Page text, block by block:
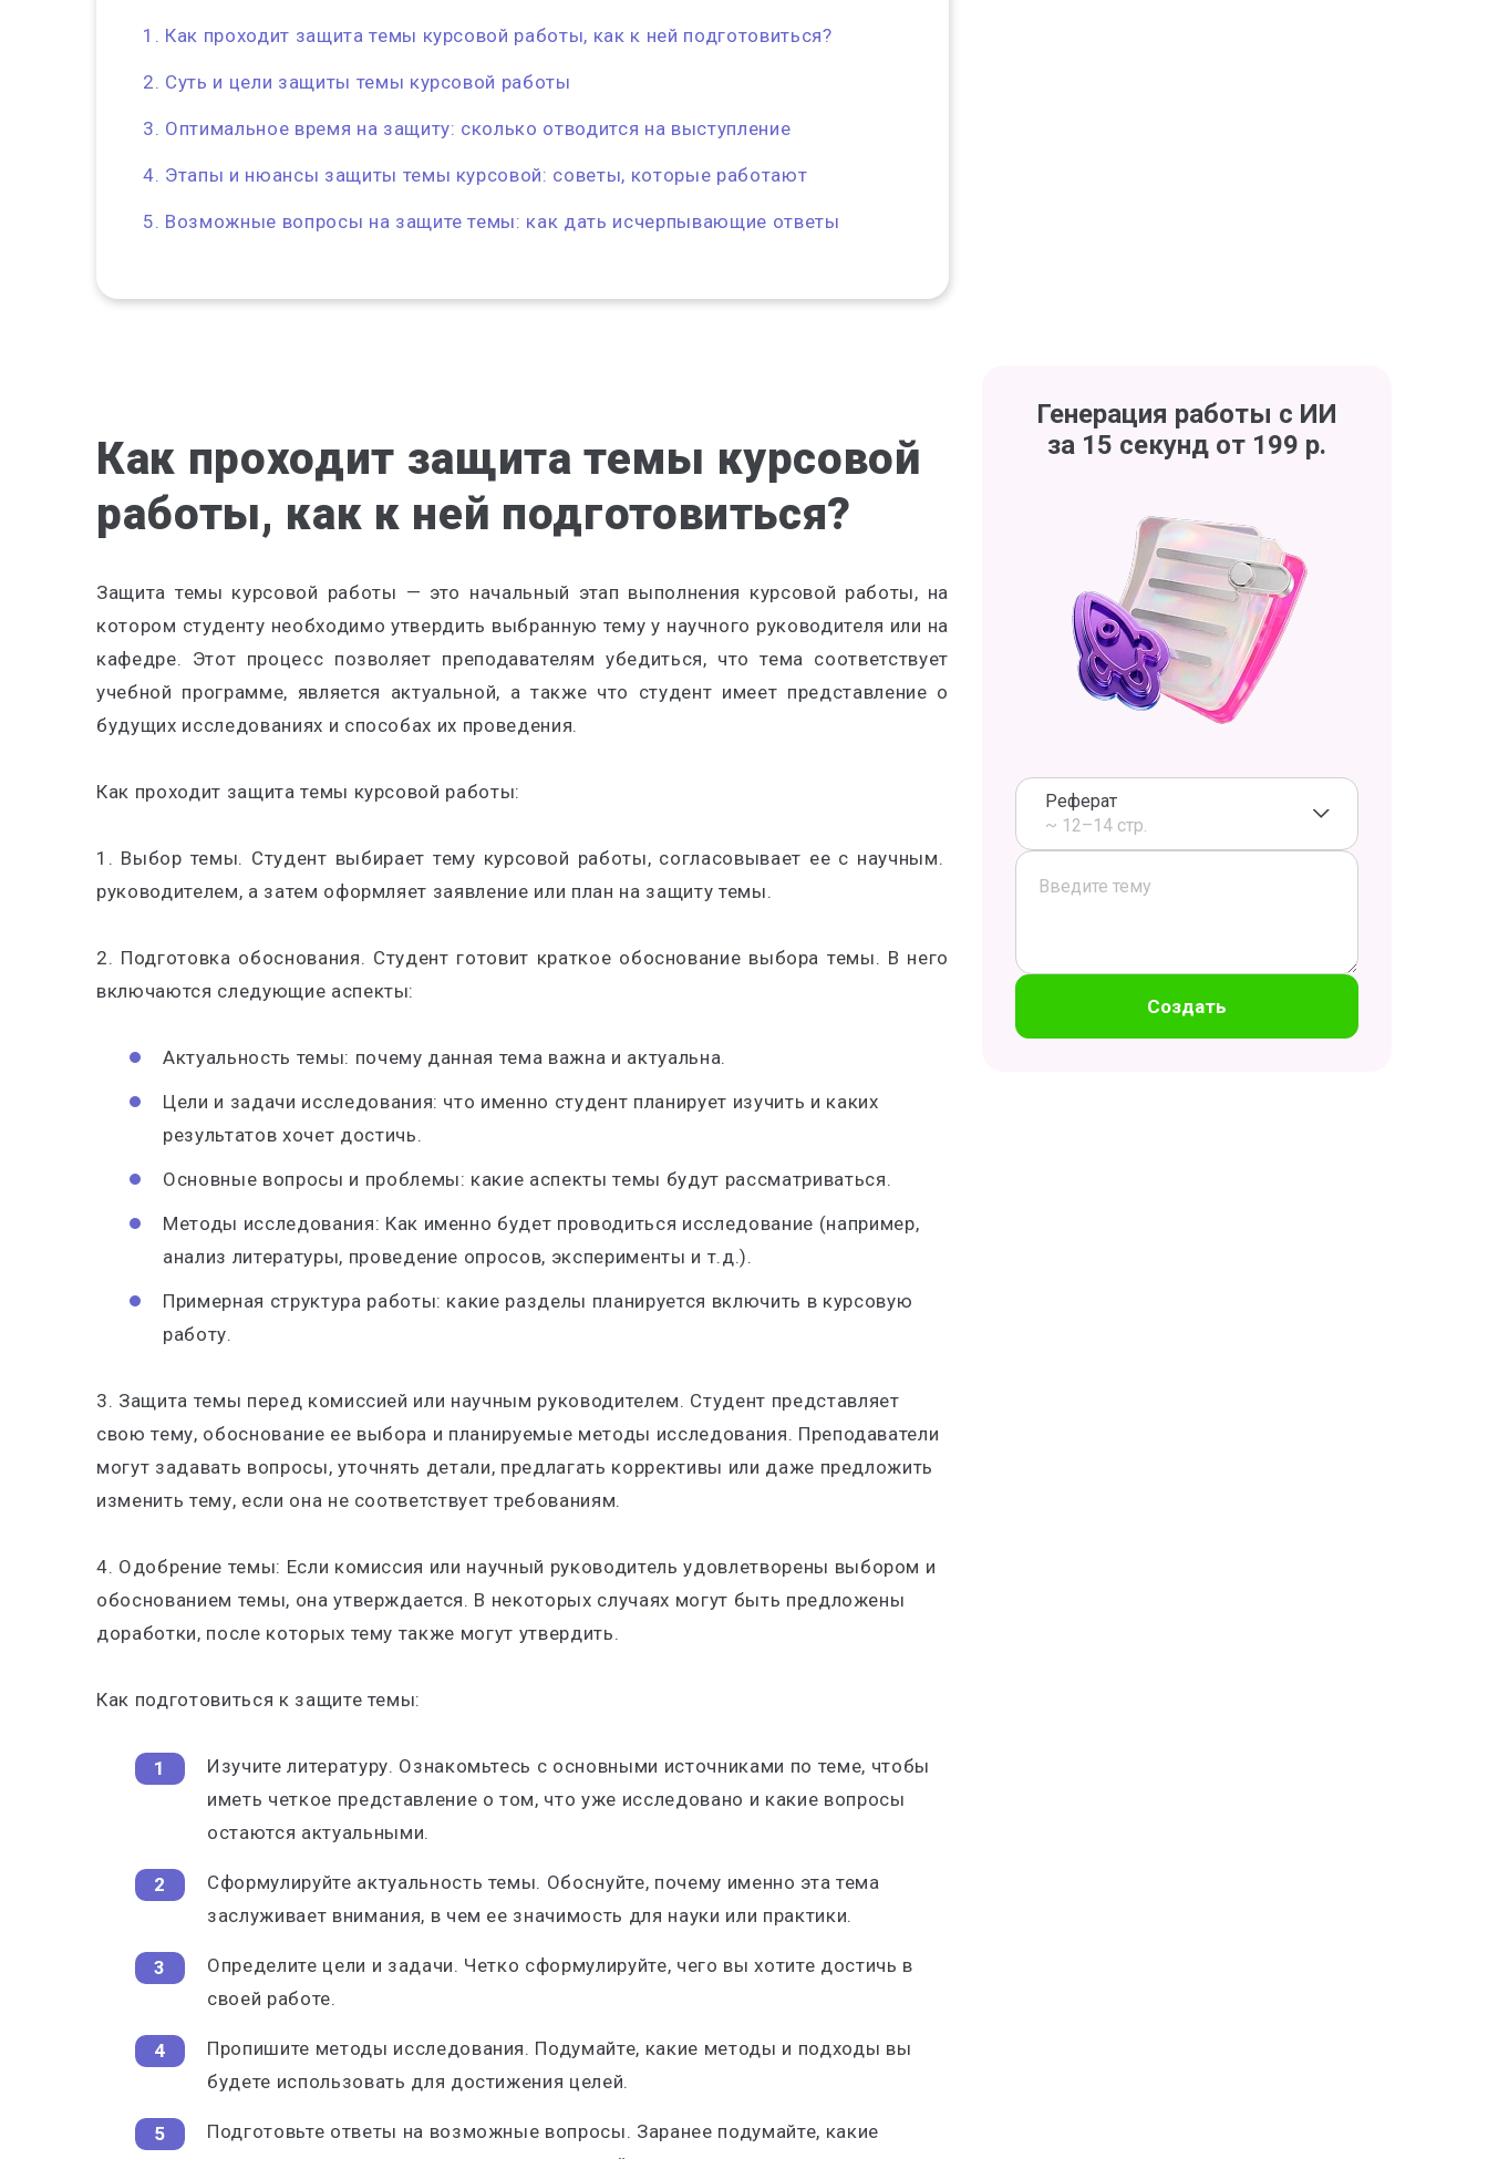
Как проходит защита темы курсовой работы, как к ней подготовиться?
Суть и цели защиты темы курсовой работы
Оптимальное время на защиту: сколько отводится на выступление
Этапы и нюансы защиты темы курсовой: советы, которые работают
Возможные вопросы на защите темы: как дать исчерпывающие ответы
Как проходит защита темы курсовой
работы, как к ней подготовиться?
Защита темы курсовой работы — это начальный этап выполнения курсовой работы, на
котором студенту необходимо утвердить выбранную тему у научного руководителя или на
кафедре. Этот процесс позволяет преподавателям убедиться, что тема соответствует
учебной программе, является актуальной, а также что студент имеет представление о
будущих исследованиях и способах их проведения.
Как проходит защита темы курсовой работы:
1. Выбор темы. Студент выбирает тему курсовой работы, согласовывает ее с научным.
руководителем, а затем оформляет заявление или план на защиту темы.
2. Подготовка обоснования. Студент готовит краткое обоснование выбора темы. В него
включаются следующие аспекты:
Актуальность темы: почему данная тема важна и актуальна.
Цели и задачи исследования: что именно студент планирует изучить и каких
результатов хочет достичь.
Основные вопросы и проблемы: какие аспекты темы будут рассматриваться.
Методы исследования: Как именно будет проводиться исследование (например,
анализ литературы, проведение опросов, эксперименты и т.д.).
Примерная структура работы: какие разделы планируется включить в курсовую
работу.
3. Защита темы перед комиссией или научным руководителем. Студент представляет
свою тему, обоснование ее выбора и планируемые методы исследования. Преподаватели
могут задавать вопросы, уточнять детали, предлагать коррективы или даже предложить
изменить тему, если она не соответствует требованиям.
4. Одобрение темы: Если комиссия или научный руководитель удовлетворены выбором и
обоснованием темы, она утверждается. В некоторых случаях могут быть предложены
доработки, после которых тему также могут утвердить.
Как подготовиться к защите темы:
Изучите литературу. Ознакомьтесь с основными источниками по теме, чтобы
иметь четкое представление о том, что уже исследовано и какие вопросы
остаются актуальными.
Сформулируйте актуальность темы. Обоснуйте, почему именно эта тема
заслуживает внимания, в чем ее значимость для науки или практики.
Определите цели и задачи. Четко сформулируйте, чего вы хотите достичь в
своей работе.
Пропишите методы исследования. Подумайте, какие методы и подходы вы
будете использовать для достижения целей.
Подготовьте ответы на возможные вопросы. Заранее подумайте, какие
Генерация работы с ИИ
за 15 секунд от 199 р.
Реферат
~ 12–14 стр.
Создать